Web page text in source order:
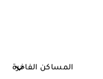
المساكن الفاخرة